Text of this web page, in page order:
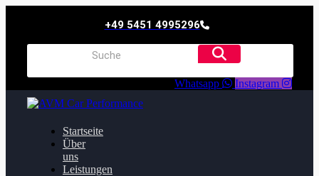
+49 5451 4995296
Whatsapp Instagram
Startseite
Über
uns
Leistungen